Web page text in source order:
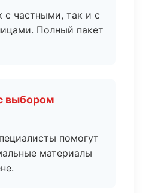
с частными, так и с
Полный пакет
выбором
помогут
материалы